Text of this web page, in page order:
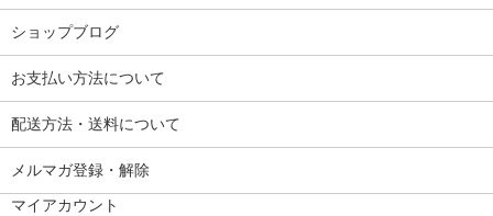
ショップブログ
お支払い方法について
配送方法・送料について
メルマガ登録・解除
マイアカウント